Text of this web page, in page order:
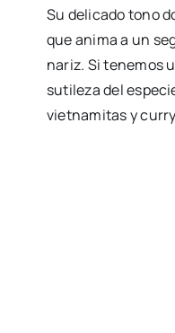
Su delicado tono
que anima a un
nariz. Si tenemos
sutileza del
vietnamitas y